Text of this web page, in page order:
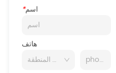
*اسم
هاتف